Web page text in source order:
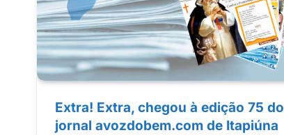
Extra! Extra, chegou à edição 75 do
jornal avozdobem.com de Itapiúna